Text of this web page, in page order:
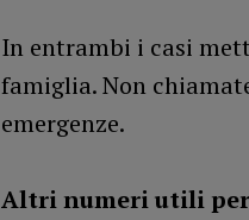
In entrambi i casi
famiglia. Non
emergenze.
Altri numeri utili